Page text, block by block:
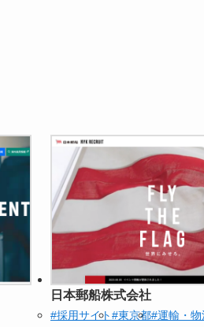
日本郵船株式会社
#採用サイト#東京都#運輸・物